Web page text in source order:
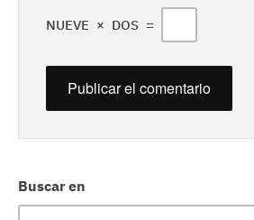
Buscar en
NUEVE × DOS =